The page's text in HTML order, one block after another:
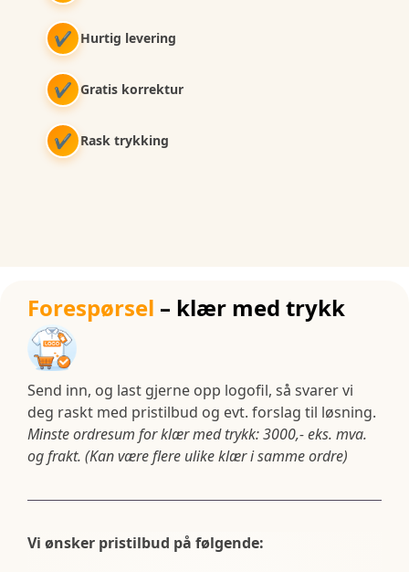
✔ Hurtig levering
✔ Gratis korrektur
✔ Rask trykking
Forespørsel – klær med trykk
Send inn, og last gjerne opp logofil, så svarer vi
deg raskt med pristilbud og evt. forslag til løsning.
Minste ordresum for klær med trykk: 3000,- eks. mva.
og frakt. (Kan være flere ulike klær i samme ordre)
Vi ønsker pristilbud på følgende: